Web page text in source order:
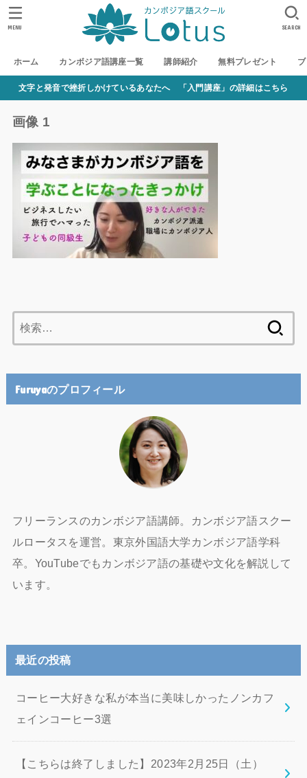
ホーム カンボジア語講座一覧 講師紹介 無料プレゼント
SEARCH
MENU
文字と発音で挫折しかけているあなたへ 「入門講座」の詳細はこちら
画像 1
索:
Furuyaのプロフィール
フリーランスのカンボジア語講師。カンボジア語スクー
ルロータスを運営。東京外国語大学カンボジア語学科
卒。YouTubeでもカンボジア語の基礎や文化を解説して
います。
最近の投稿
コーヒー大好きな私が本当に美味しかったノンカフ
ェインコーヒー3選
【こちらは終了しました】2023年2月25日（土）